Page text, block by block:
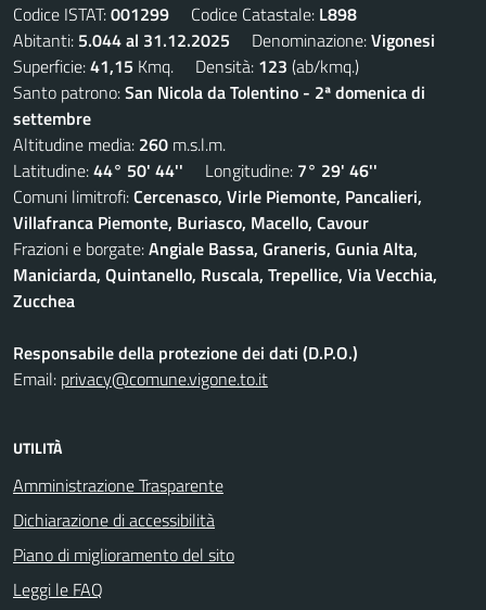
Codice ISTAT:001299 Codice Catastale: L898
Abitanti: 5.044 al 31.12.2025 Denominazione:Vigonesi
Superficie:41,15 Kmq. Densità: 123 (ab/kmq.)
Santo patrono:San Nicola da Tolentino - 2ª domenica di
settembre
Altitudine media: 260 m.s.l.m.
Latitudine:44° 50' 44'' Longitudine: 7° 29' 46''
Comuni limitrofi:Cercenasco, Virle Piemonte, Pancalieri,
Villafranca Piemonte, Buriasco, Macello, Cavour
Frazioni e borgate:Angiale Bassa, Graneris, Gunia Alta,
Maniciarda, Quintanello, Ruscala, Trepellice, Via Vecchia,
Zucchea
Responsabile della protezione dei dati (D.P.O.)
Email: privacy@comune.vigone.to.it
UTILITÀ
Amministrazione Trasparente
Dichiarazione di accessibilità
Piano di miglioramento del sito
Leggi le FAQ